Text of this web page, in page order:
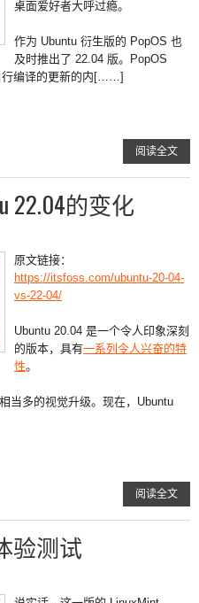
桌面爱好者大呼过瘾。
作为 Ubuntu 衍生版的 PopOS 也
及时推出了 22.04 版。PopOS
行编译的更新的内[……]
阅读全文
22.04的变化
原文链接：
https://itsfoss.com/ubuntu-20-04-
vs-22-04/
Ubuntu 20.04 是一个令人印象深刻
的版本，具有一系列令人兴奋的特
性。
当多的视觉升级。现在，Ubuntu
阅读全文
验测试